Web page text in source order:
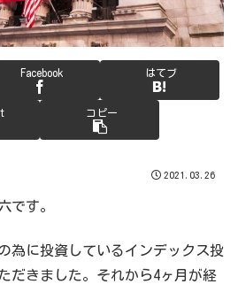
Facebook はてブ
コピー
2021.03.26
です。
為に投資しているインデックス投
だきました。それから4ヶ月が経